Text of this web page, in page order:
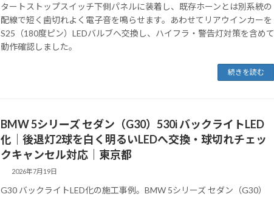
タートストップスイッチ下側パネルに装着し、既存ホーンとは別系統の
配線で短く歯切れよく電子音を鳴らせます。あわせてリアウインカーを
S25（180度ピン）LEDバルブへ交換し、ハイフラ・警告灯対策を含めて
動作確認しました。
続きを読む
BMW 5シリーズ セダン（G30）530i バックライトLED
化｜後退灯2球を白く明るいLEDへ交換・球切れチェッ
クキャンセル対応｜東京都
2026年7月19日
G30 バックライトLED化の施工事例。BMW 5シリーズ セダン（G30）